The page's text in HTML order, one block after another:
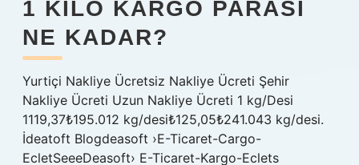
1 KILO KARGO PARASI
NE KADAR?
Yurtiçi Nakliye Ücretsiz Nakliye Ücreti Şehir
Nakliye Ücreti Uzun Nakliye Ücreti 1 kg/Desi
1119,37₺195.012 kg/desi₺125,05₺241.043 kg/desi.
İdeatoft Blogdeasoft ›E-Ticaret-Cargo-
EcletSeeeDeasoft› E-Ticaret-Kargo-Eclets